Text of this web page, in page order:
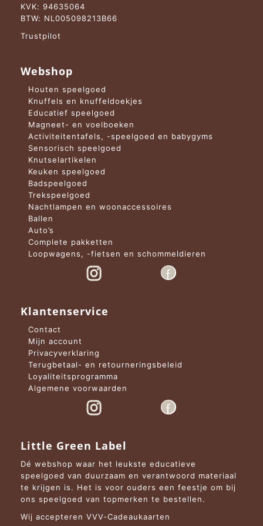
KVK: 94635064
BTW: NL005098213B66
Trustpilot
Webshop
Houten speelgoed
Knuffels en knuffeldoekjes
Educatief speelgoed
Magneet- en voelboeken
Activiteitentafels, -speelgoed en babygyms
Sensorisch speelgoed
Knutselartikelen
Keuken speelgoed
Badspeelgoed
Trekspeelgoed
Nachtlampen en woonaccessoires
Ballen
Auto’s
Complete pakketten
Loopwagens, -fietsen en schommeldieren
Klantenservice
Contact
Mijn account
Privacyverklaring
Terugbetaal- en retourneringsbeleid
Loyaliteitsprogramma
Algemene voorwaarden
Little Green Label
Dé webshop waar het leukste educatieve
speelgoed van duurzaam en verantwoord materiaal
te krijgen is. Het is voor ouders een feestje om bij
ons speelgoed van topmerken te bestellen.
Wij accepteren VVV-Cadeaukaarten